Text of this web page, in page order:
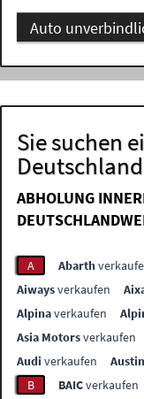
Auto
Sie suchen
ABHOLUNG
A Abarth
Aiwaysverkaufen
Alpinaverkaufen
Asia Motorsverkaufen
Audi verkaufen Austin
B
BAICverkaufen